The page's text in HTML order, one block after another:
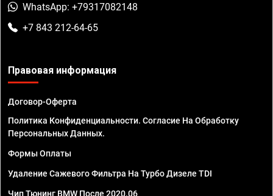
WhatsApp: +79317082148
+7 843 212-64-65
Правовая информация
Договор-Оферта
Политика Конфиденциальности. Согласие На Обработку
Персональных Данных.
Формы Оплаты
Удаление Сажевого Фильтра На Турбо Дизеле TDI
Чип Тюнинг BMW После 2020.06